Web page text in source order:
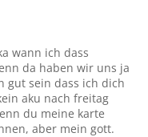
wann ich dass
da haben wir uns ja
gut sein dass ich dich
aku nach freitag
du meine karte
aber mein gott.